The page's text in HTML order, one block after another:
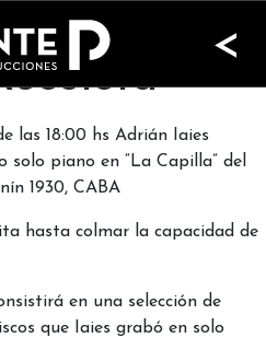
<
Solo Piano
las 18:00 hs Adrián Iaies
solo piano en “La Capilla” del
1930, CABA
hasta colmar la capacidad de
en una selección de
que Iaies grabó en solo